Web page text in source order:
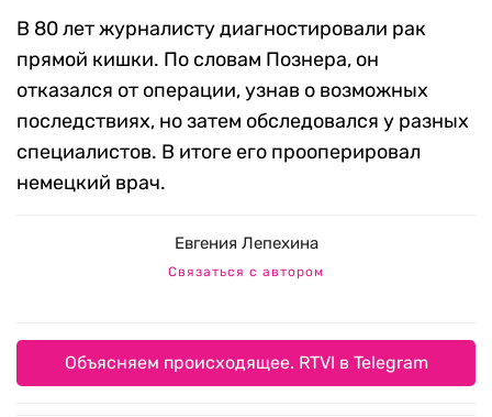
В 80 лет журналисту диагностировали рак
прямой кишки. По словам Познера, он
отказался от операции, узнав о возможных
последствиях, но затем обследовался у разных
специалистов. В итоге его прооперировал
немецкий врач.
Евгения Лепехина
Связаться с автором
Объясняем происходящее. RTVI в Telegram